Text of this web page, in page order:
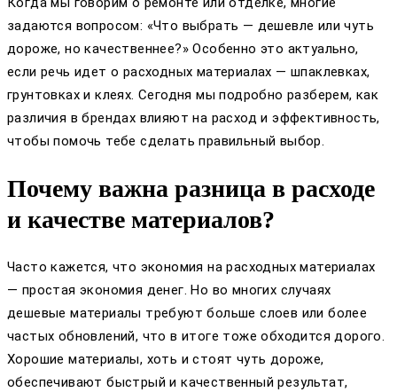
задаются вопросом: «Что выбрать — дешевле или чуть
дороже, но качественнее?» Особенно это актуально,
если речь идет о расходных материалах — шпаклевках,
грунтовках и клеях. Сегодня мы подробно разберем, как
различия в брендах влияют на расход и эффективность,
чтобы помочь тебе сделать правильный выбор.
Почему важна разница в расходе
и качестве материалов?
Часто кажется, что экономия на расходных материалах
— простая экономия денег. Но во многих случаях
дешевые материалы требуют больше слоев или более
частых обновлений, что в итоге тоже обходится дорого.
Хорошие материалы, хоть и стоят чуть дороже,
обеспечивают быстрый и качественный результат,